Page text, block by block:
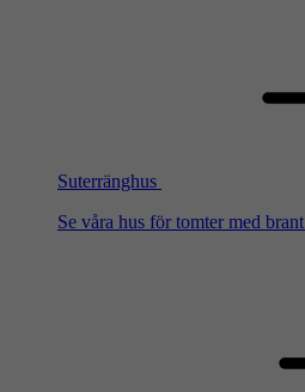
Suterränghus
Se våra hus för tomter med